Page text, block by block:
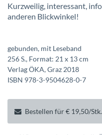
Kurzweilig, interessant,
anderen Blickwinkel!
gebunden, mit Leseband
256 S., Format: 21 x 13 cm
Verlag ÖKA, Graz 2018
ISBN 978-3-9504628-0-7
Bestellen für € 19,50/Stk.